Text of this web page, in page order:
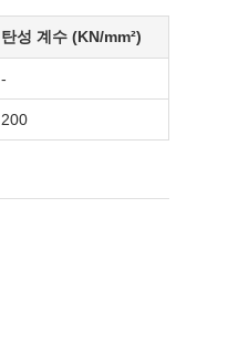
탄성 계수 (KN/mm²)
-
200